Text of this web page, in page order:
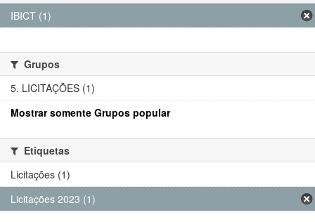
IBICT (1)
Grupos
5. LICITAÇÕES (1)
Mostrar somente Grupos popular
Etiquetas
Licitações (1)
Licitações 2023 (1)